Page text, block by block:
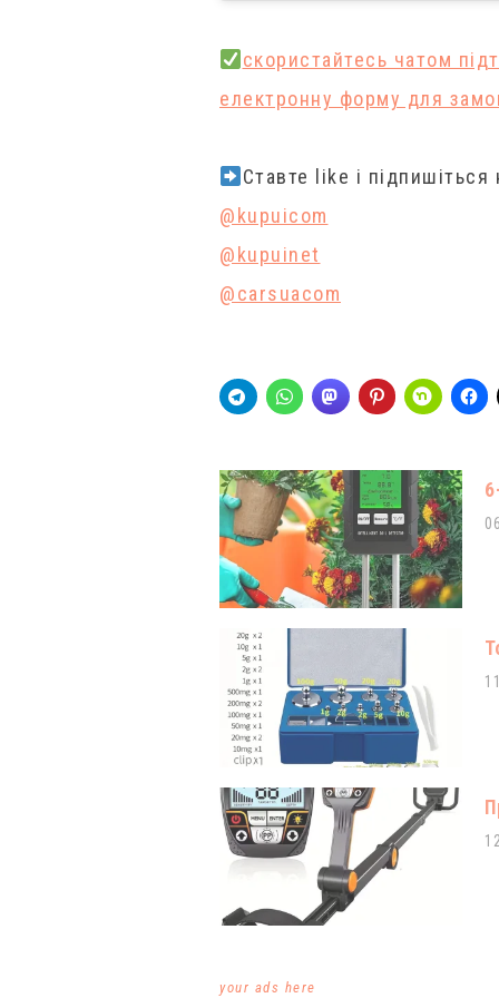
cкористайтесь чатом
електронну форму для
Ставте like і
@kupuicom
@kupuinet
@carsuacom
your ads here